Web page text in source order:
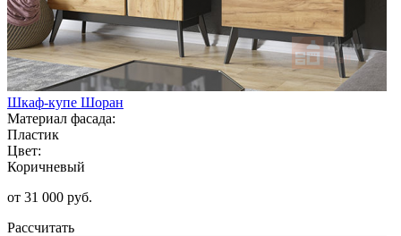
Шкаф-купе Шоран
Материал фасада:
Пластик
Цвет:
Коричневый
от 31 000 руб.
Рассчитать